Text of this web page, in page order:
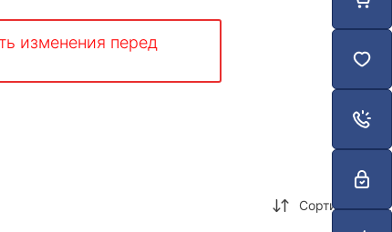
изменения перед
Сортировка